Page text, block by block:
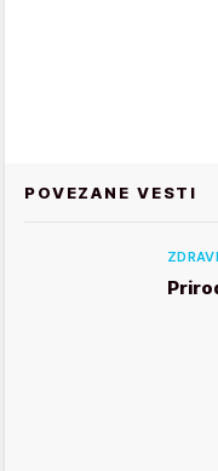
POVEZANE VESTI